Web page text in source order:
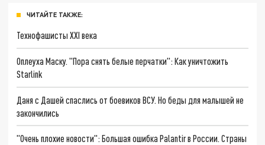
ЧИТАЙТЕ ТАКЖЕ:
Технофашисты XXI века
Оплеуха Маску. "Пора снять белые перчатки": Как уничтожить
Starlink
Даня с Дашей спаслись от боевиков ВСУ. Но беды для малышей не
закончились
"Очень плохие новости": Большая ошибка Palantir в России. Страны